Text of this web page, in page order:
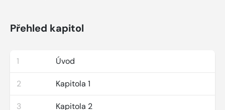
Přehled kapitol
1 Úvod
2 Kapitola 1
3 Kapitola 2